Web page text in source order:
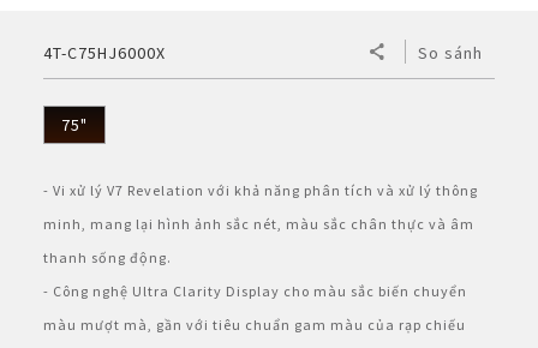
Máy lọc khí & tạo ẩm
Máy lọc khí
Máy lọc khí cho xe hơi
MLK Sharp Purefit
Tìm hiểu về máy lọc khí ô tô
Cơ
Chuyên dụng
Điện tử
Nắp gài
Công nghiệp
Áp suất
Dòng A
Dòng B
Bình Thủy
Bơm điện
Sản Phẩm Khác
Máy xay sinh tố
Máy vắt cam
HEALSIO – Ăn Ngon Sống Khỏe
MAIDAKI – Nghệ Thuật Nấu Cơm Nhật Bản
Nấu cùng bếp Sharp
Nấu cùng bếp Sharp
Mô hình kiểu mẫu
Đặt câu hỏi - Liên hệ
Đăng nhập
NGÔN NGỮ
Vietnamese
English
4T-C75HJ6000X So sánh
75"
- Vi xử lý V7 Revelation với khả năng phân tích và xử lý thông
minh, mang lại hình ảnh sắc nét, màu sắc chân thực và âm
thanh sống động.
- Công nghệ Ultra Clarity Display cho màu sắc biến chuyển
màu mượt mà, gần với tiêu chuẩn gam màu của rạp chiếu